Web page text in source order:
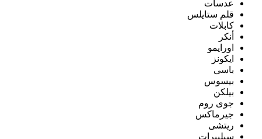
عدسات
قلم ستايلس
كابلات
أنكر
اورايمو
ايكونز
باسى
بيسوس
بيلكن
جوى روم
جيرماكس
ريتشى
سيلبيرات